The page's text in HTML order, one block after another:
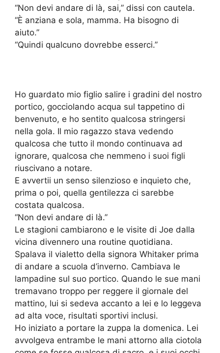
“Non devi andare di là, sai,” dissi con cautela.
“È anziana e sola, mamma. Ha bisogno di
aiuto.”
“Quindi qualcuno dovrebbe esserci.”
Ho guardato mio figlio salire i gradini del nostro
portico, gocciolando acqua sul tappetino di
benvenuto, e ho sentito qualcosa stringersi
nella gola. Il mio ragazzo stava vedendo
qualcosa che tutto il mondo continuava ad
ignorare, qualcosa che nemmeno i suoi figli
riuscivano a notare.
E avvertii un senso silenzioso e inquieto che,
prima o poi, quella gentilezza ci sarebbe
costata qualcosa.
“Non devi andare di là.”
Le stagioni cambiarono e le visite di Joe dalla
vicina divennero una routine quotidiana.
Spalava il vialetto della signora Whitaker prima
di andare a scuola d’inverno. Cambiava le
lampadine sul suo portico. Quando le sue mani
tremavano troppo per reggere il giornale del
mattino, lui si sedeva accanto a lei e lo leggeva
ad alta voce, risultati sportivi inclusi.
Ho iniziato a portare la zuppa la domenica. Lei
avvolgeva entrambe le mani attorno alla ciotola